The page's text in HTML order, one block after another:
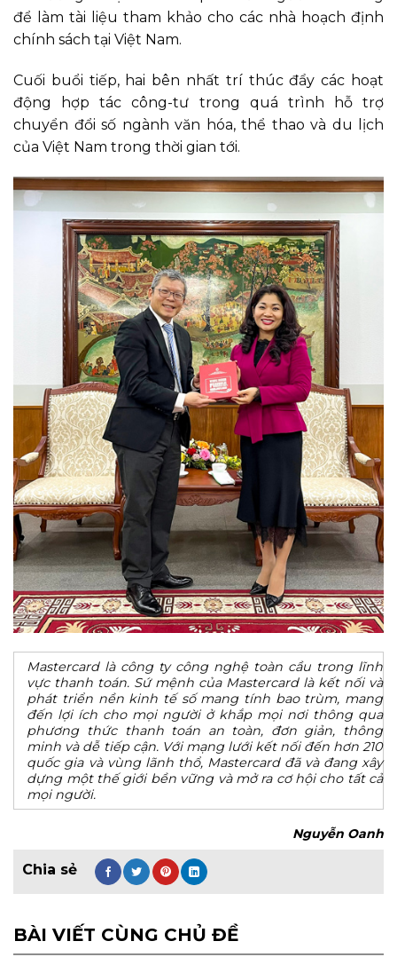
để làm tài liệu tham khảo cho các nhà hoạch định
chính sách tại Việt Nam.
Cuối buổi tiếp, hai bên nhất trí thúc đẩy các hoạt
động hợp tác công-tư trong quá trình hỗ trợ
chuyển đổi số ngành văn hóa, thể thao và du lịch
của Việt Nam trong thời gian tới.
Mastercard là công ty công nghệ toàn cầu trong lĩnh
vực thanh toán. Sứ mệnh của Mastercard là kết nối và
phát triển nền kinh tế số mang tính bao trùm, mang
đến lợi ích cho mọi người ở khắp mọi nơi thông qua
phương thức thanh toán an toàn, đơn giản, thông
minh và dễ tiếp cận. Với mạng lưới kết nối đến hơn 210
quốc gia và vùng lãnh thổ, Mastercard đã và đang xây
dựng một thế giới bền vững và mở ra cơ hội cho tất cả
mọi người.
Nguyễn Oanh
BÀI VIẾT CÙNG CHỦ ĐỀ